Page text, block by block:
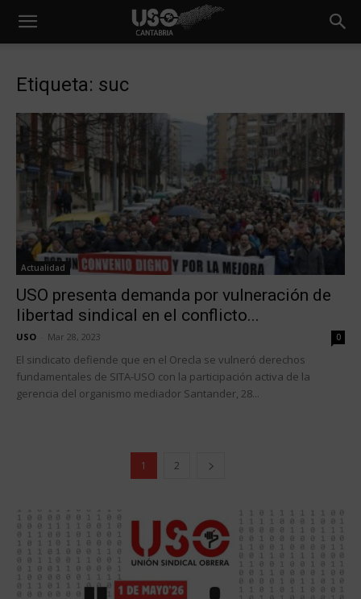
Etiqueta: suc
Actualidad
USO presenta demanda por vulneración de
libertad sindical en el conflicto...
USO Mar 28, 2023 0
El sindicato defiende que en el Orecla se vulneró derechos
fundamentales de SITA-USO con la participación activa de la
gerencia del organismo mediador Santander, 28...
1 2